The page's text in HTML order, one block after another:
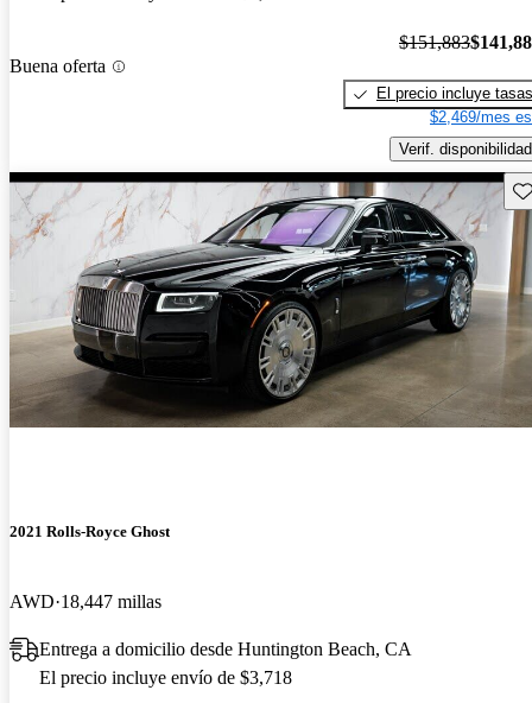
Buena oferta
$151,883
El precio incluye tasas
$2,469/mes
Verif. disponibilidad
2021 Rolls-Royce Ghost
AWD 18,447 millas
Entrega a domicilio desde Huntington Beach, CA
El precio incluye envío de $3,718